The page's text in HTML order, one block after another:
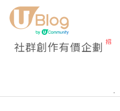
社群創作有價企劃